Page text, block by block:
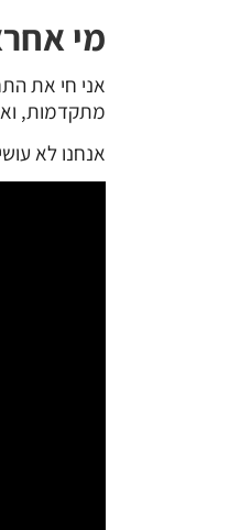
מי
אני חי את
מתקדמות,
אנחנו לא